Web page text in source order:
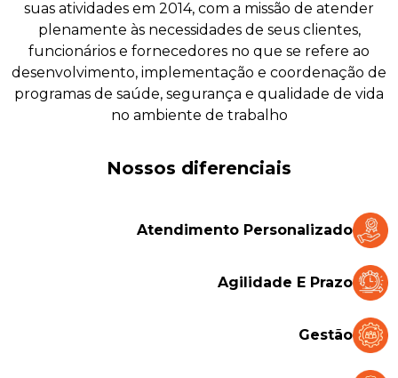
suas atividades em 2014, com a missão de atender
plenamente às necessidades de seus clientes,
funcionários e fornecedores no que se refere ao
desenvolvimento, implementação e coordenação de
programas de saúde, segurança e qualidade de vida
no ambiente de trabalho
Nossos diferenciais
Atendimento Personalizado
Agilidade E Prazo
Gestão